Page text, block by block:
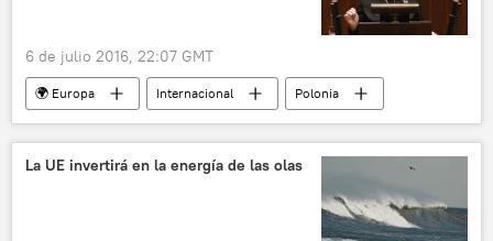
6 de julio 2016, 22:07 GMT
🌍 Europa Internacional
Polonia
EEUU
Beata Szydlo
TTIP
Unión Europea (UE)
noticias
La UE invertirá en la energía de las olas